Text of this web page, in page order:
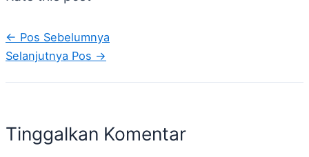
← Pos Sebelumnya
Selanjutnya Pos →
Tinggalkan Komentar